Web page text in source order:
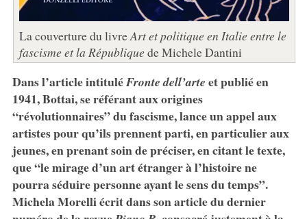
La couverture du livreArt et politique en Italie entre le
fascisme et la République de Michele Dantini
Dans l’article intituléFronte dell’arte et publié en
1941, Bottai, se référant aux origines
“révolutionnaires” du fascisme, lance un appel aux
artistes pour qu’ils prennent parti, en particulier aux
jeunes, en prenant soin de préciser, en citant le texte,
que “le mirage d’un art étranger à l’histoire ne
pourra séduire personne ayant le sens du temps”.
Michela Morelli écrit dans son article du dernier